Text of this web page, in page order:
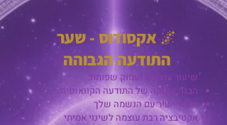
🌌 אקסודוס - שער
התודעה הגבוהה
שיעור עוצמתי ועמוק שפותח:
הבנה עמוקה של התודעה הקוואנטית
חיבור ישיר עם הנשמה שלך
אקטיבציה רבת עוצמה לשינוי אמיתי